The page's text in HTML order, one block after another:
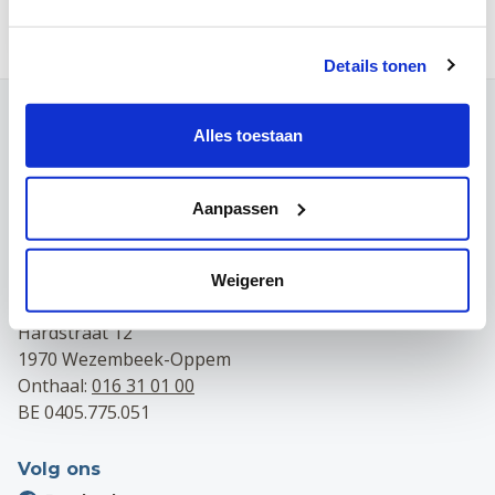
Details tonen
Alles toestaan
Aanpassen
Weigeren
Campus Leuven
Maria Theresiastraat 63 A
Onthaal:016 31 01 00
Campus Wezembeek-Oppem
Hardstraat 12
1970 Wezembeek-Oppem
Onthaal: 016 31 01 00
BE 0405.775.051
Volg ons